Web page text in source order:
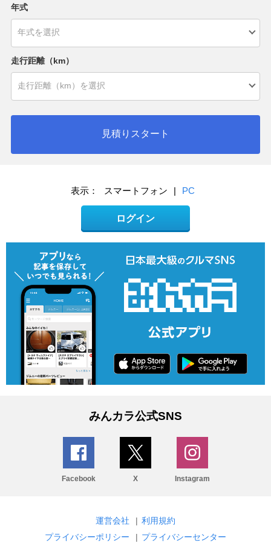
年式
走行距離（km）
見積りスタート
表示： スマートフォン | PC
ログイン
みんカラ公式SNS
Facebook X Instagram
運営会社 | 利用規約
プライバシーポリシー
| プライバシーセンター